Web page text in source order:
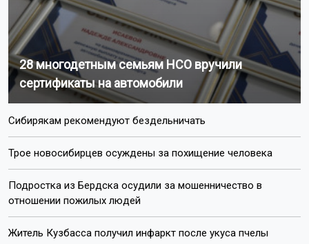
28 многодетным семьям НСО вручили
сертификаты на автомобили
Сибирякам рекомендуют бездельничать
Трое новосибирцев осуждены за похищение человека
Подростка из Бердска осудили за мошенничество в
отношении пожилых людей
Житель Кузбасса получил инфаркт после укуса пчелы